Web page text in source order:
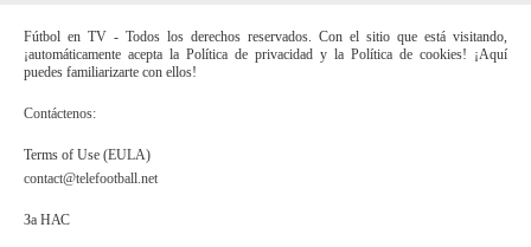
Fútbol en TV - Todos los derechos reservados. Con el sitio que está visitando,
¡automáticamente acepta la Política de privacidad y la Política de cookies! ¡Aquí
puedes familiarizarte con ellos!
Contáctenos:
Terms of Use (EULA)
contact@telefootball.net
За НАС